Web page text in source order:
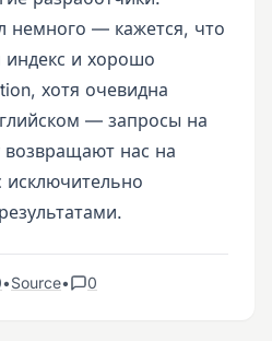
немного — кажется, что
индекс и хорошо
хотя очевидна
— запросы на
возвращают нас на
исключительно
•Source• 0